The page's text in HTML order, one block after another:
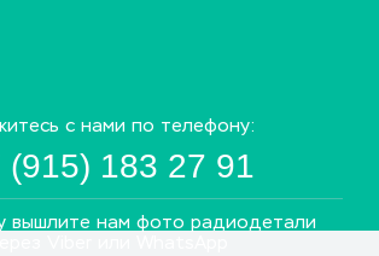
с нами по телефону:
(915) 183 27 91
вышлите нам фото радиодетали